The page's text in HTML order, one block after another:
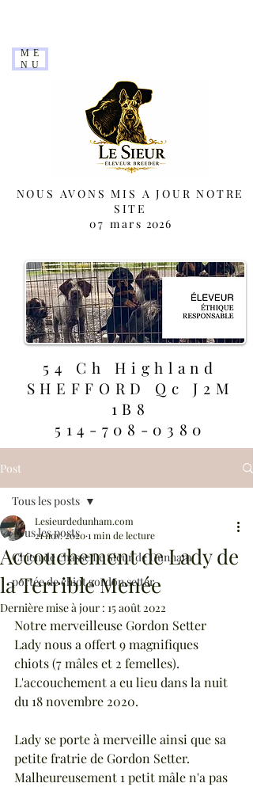
ME
NU
NOUS AVONS MIS A JOUR NOTRE
SITE
07 mars 2026
54 Ch Highland
SHEFFORD Qc J2M
1B8
514-708-0380
Post
Tous les posts
Chien de chasse Le Sieur de Dunham
portée de chiot gordon setter
Tous les posts
Accouchement de Lady de
la Terrible Menée
Lesieurdedunham.com
21 nov. 20201 min de lecture
Dernière mise à jour : 15 août 2022
Notre merveilleuse Gordon Setter
Lady nous a offert 9 magnifiques
chiots (7 mâles et 2 femelles).
L'accouchement a eu lieu dans la nuit
du 18 novembre 2020.
Lady se porte à merveille ainsi que sa
petite fratrie de Gordon Setter.
Malheureusement 1 petit mâle n'a pas